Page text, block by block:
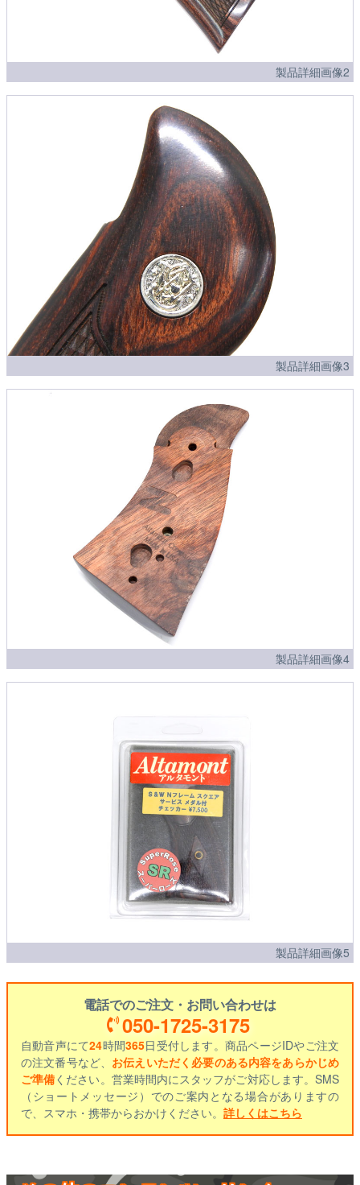
製品詳細画像2
製品詳細画像3
製品詳細画像4
製品詳細画像5
電話でのご注文・お問い合わせは
050-1725-3175
自動音声にて24時間365日受付します。商品ページIDやご注文
の注文番号など、 お伝えいただく必要のある内容をあらかじめ
ご準備ください。営業時間内にスタッフがご対応します。SMS
（ショートメッセージ）でのご案内となる場合がありますの
で、スマホ・携帯からおかけください。 詳しくはこちら